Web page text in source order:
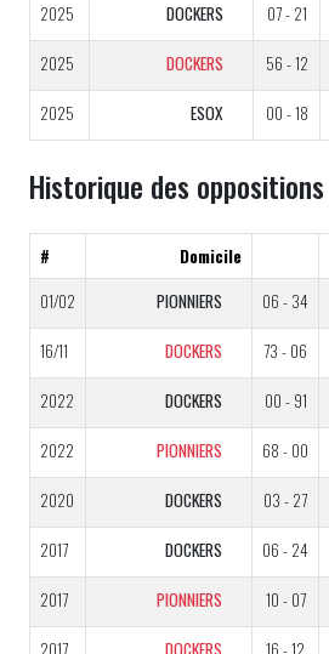
2025 DOCKERS 07 - 21
2025 DOCKERS 56 - 12
2025 ESOX 00 - 18
Historique des oppositions
# Domicile
01/02
PIONNIERS 06 - 34
16/11 DOCKERS 73 - 06
2022 DOCKERS 00 - 91
2022 PIONNIERS 68 - 00
2020 DOCKERS 03 - 27
2017 DOCKERS 06 - 24
2017 PIONNIERS 10 - 07
2017 DOCKERS 16 - 12